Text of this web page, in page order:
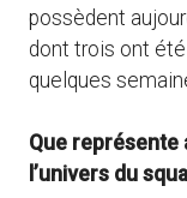
possèdent
dont trois ont
quelques
Que représente
l’univers du